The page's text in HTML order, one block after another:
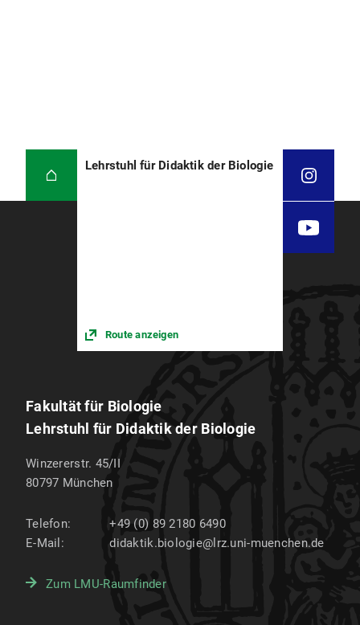
Lehrstuhl für Didaktik der Biologie
Route anzeigen
Fakultät für Biologie
Lehrstuhl für Didaktik der Biologie
Winzererstr. 45/II
80797 München
Telefon:
+49 (0) 89 2180 6490
E-Mail:
didaktik.biologie@lrz.uni-muenchen.de
Zum LMU-Raumfinder